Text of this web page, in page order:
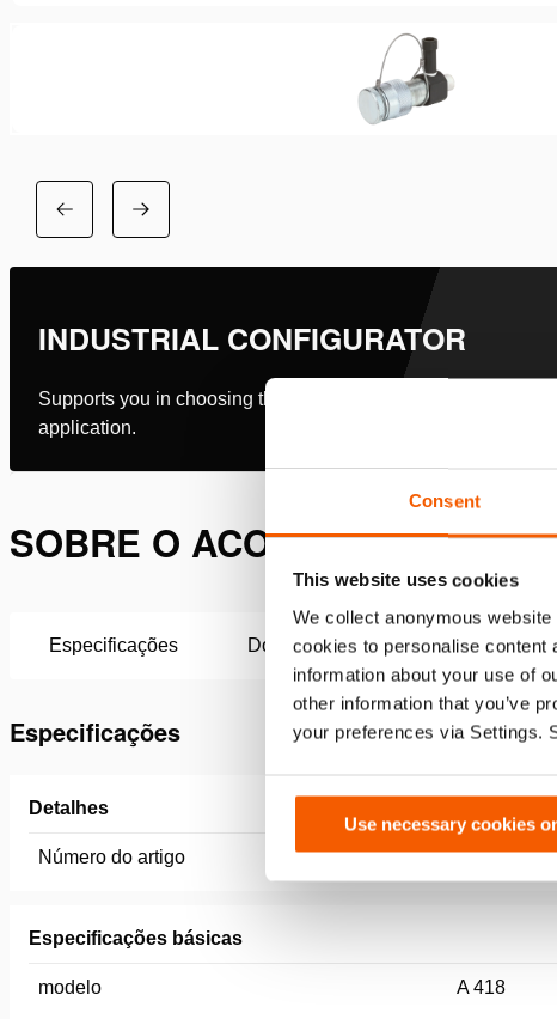
Consent
This website uses cookies
We collect anonymous
cookies to personalise content
information about your use of
other information that you’ve
your preferences via Settings.
Use necessary cookies
INDUSTRIAL CONFIGURATOR
Supports you in choosing the right tool & setup for your
application.
SOBRE O ACOPLADOR
Especificações Downloads
Especificações
Detalhes
Número do artigo
Especificações básicas
modelo A 418